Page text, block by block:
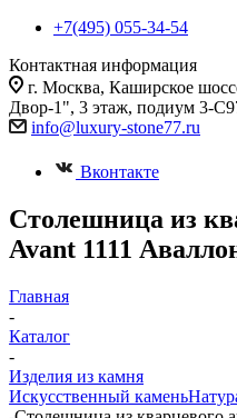
+7(495) 055-34-54
Контактная информация
г. Москва, Каширское
Двор-1", 3 этаж, подиум 3-
info@luxury-stone77.ru
Вконтакте
Столешница из
Avant 1111
Главная
-
Каталог
-
Изделия из камня
Искусственный камень